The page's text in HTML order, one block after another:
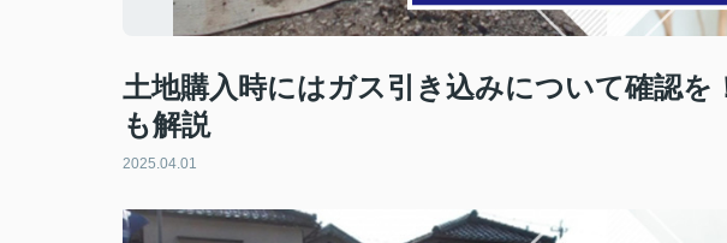
土地購入時にはガス引き込みについて確認を
も解説
2025.04.01